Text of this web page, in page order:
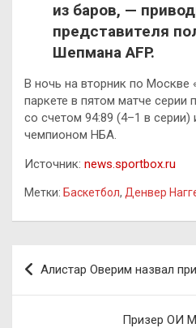
из баров, —
представителя
Шепмана AFP.
В ночь на вторник по Москве
паркете в пятом матче серии
со счетом 94:89 (4–1 в серии)
чемпионом НБА.
Источник: news.sportbox.ru
Метки: Баскетбол, Денвер
Навигация
по
Алистар Оверим назвал
Призер ОИ